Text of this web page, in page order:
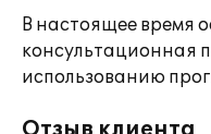
В настоящее время
консультационная
использованию